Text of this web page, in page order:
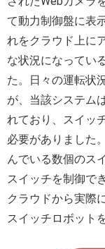
て動力制御盤に表
れをクラウド上に
な状況になってい
た。日々の運転状
が、当該システム
れており、スイッ
必要がありました
んでいる数個のス
スイッチを制御で
クラウドから実際
スイッチロボット